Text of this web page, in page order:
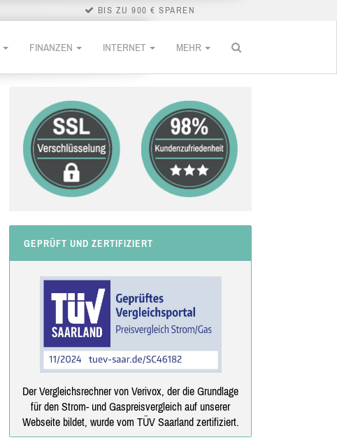
BIS ZU 900 € SPAREN
FINANZEN INTERNET MEHR
GEPRÜFT UND ZERTIFIZIERT
Der Vergleichsrechner von Verivox, der die Grundlage
für den Strom- und Gaspreisvergleich auf unserer
Webseite bildet, wurde vom TÜV Saarland zertifiziert.